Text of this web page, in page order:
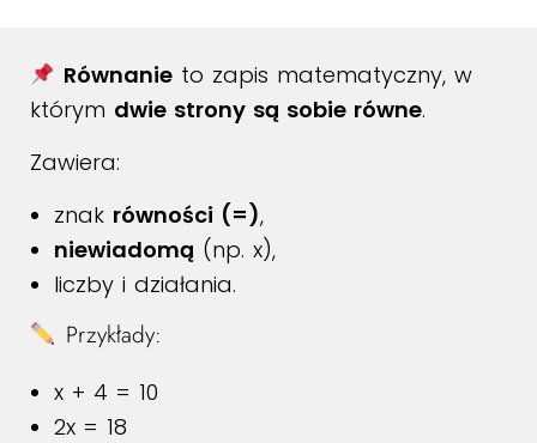
Równanieto zapis matematyczny, w
którym dwie strony są sobie równe.
Zawiera:
znak równości (=),
niewiadomą (np. x),
liczby i działania.
Przykłady:
x + 4 = 10
2x = 18